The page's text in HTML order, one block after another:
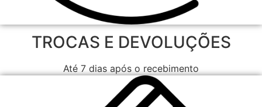
TROCAS E DEVOLUÇÕES
Até 7 dias após o recebimento